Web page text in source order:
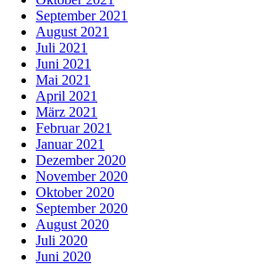
September 2021
August 2021
Juli 2021
Juni 2021
Mai 2021
April 2021
März 2021
Februar 2021
Januar 2021
Dezember 2020
November 2020
Oktober 2020
September 2020
August 2020
Juli 2020
Juni 2020